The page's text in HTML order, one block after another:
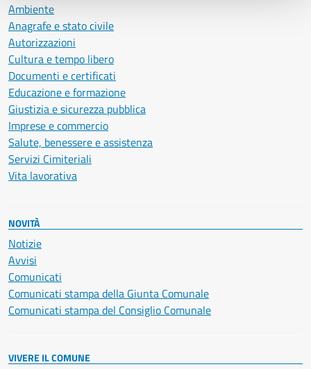
Ambiente
Anagrafe e stato civile
Autorizzazioni
Cultura e tempo libero
Documenti e certificati
Educazione e formazione
Giustizia e sicurezza pubblica
Imprese e commercio
Salute, benessere e assistenza
Servizi Cimiteriali
Vita lavorativa
NOVITÀ
Notizie
Avvisi
Comunicati
Comunicati stampa della Giunta Comunale
Comunicati stampa del Consiglio Comunale
VIVERE IL COMUNE